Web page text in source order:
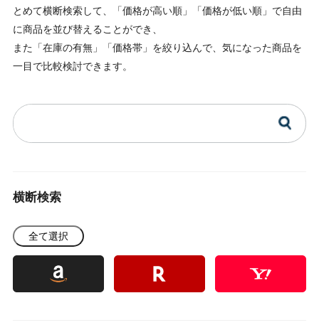
とめて横断検索して、「価格が高い順」「価格が低い順」で自由
に商品を並び替えることができ、
また「在庫の有無」「価格帯」を絞り込んで、気になった商品を
一目で比較検討できます。
横断検索
全て選択